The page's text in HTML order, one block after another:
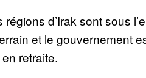
d’Irak sont sous
et le gouvernement
retraite.